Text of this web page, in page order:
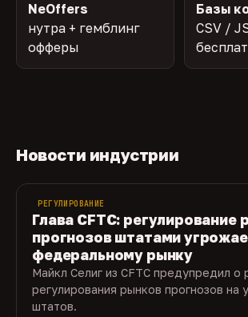
NeOffers
нутра + гемблинг
офферы
Базы
CSV /
Новости индустрии
РЕГУЛИРОВАНИЕ
Глава CFTC: регулирование
прогнозов штатами
федеральному рынку
Майкл Селиг из CFTC предупредил о
регулирования рынков прогнозов на
штатов.